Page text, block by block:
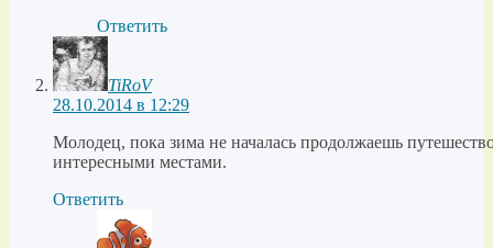
Ответить
TiRoV
28.10.2014 в 12:29
Молодец, пока зима не началась продолжаешь
интересными местами.
Ответить